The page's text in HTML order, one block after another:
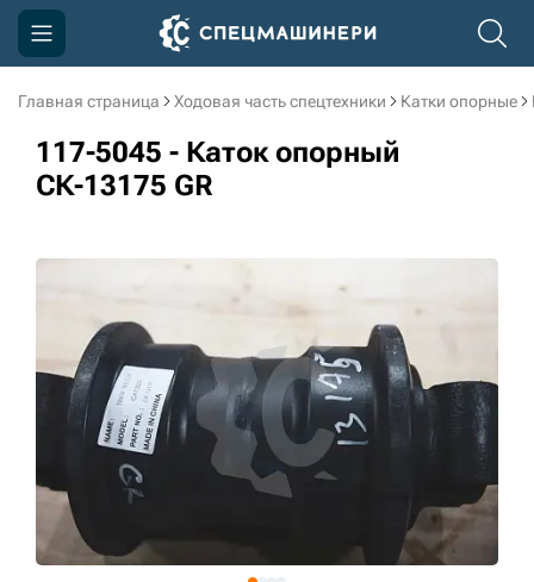
Главная страница Ходовая часть спецтехники Катки опорные
117-5045 - Каток опорный
СК-13175 GR
Компания
Акции
Информация
3D тур по производству
3D тур по складам
sksale@skdst.ru
+7 (499) 394-50-93